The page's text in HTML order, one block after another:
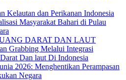
Kelautan dan Perikanan Indonesia
Masyarakat Bahari di Pulau
DARAT DAN LAUT
Grabbing Melalui Integrasi
Dan laut Di Indonesia
2026: Menghentikan Perampasan
Negara